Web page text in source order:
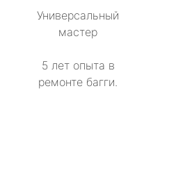
Универсальный
мастер
5 лет опыта в
ремонте багги.